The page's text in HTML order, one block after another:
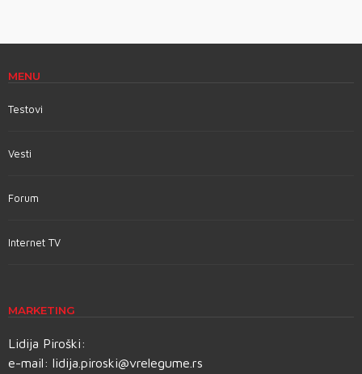
MENU
Testovi
Vesti
Forum
Internet TV
MARKETING
Lidija Piroški:
e-mail: lidija.piroski@vrelegume.rs